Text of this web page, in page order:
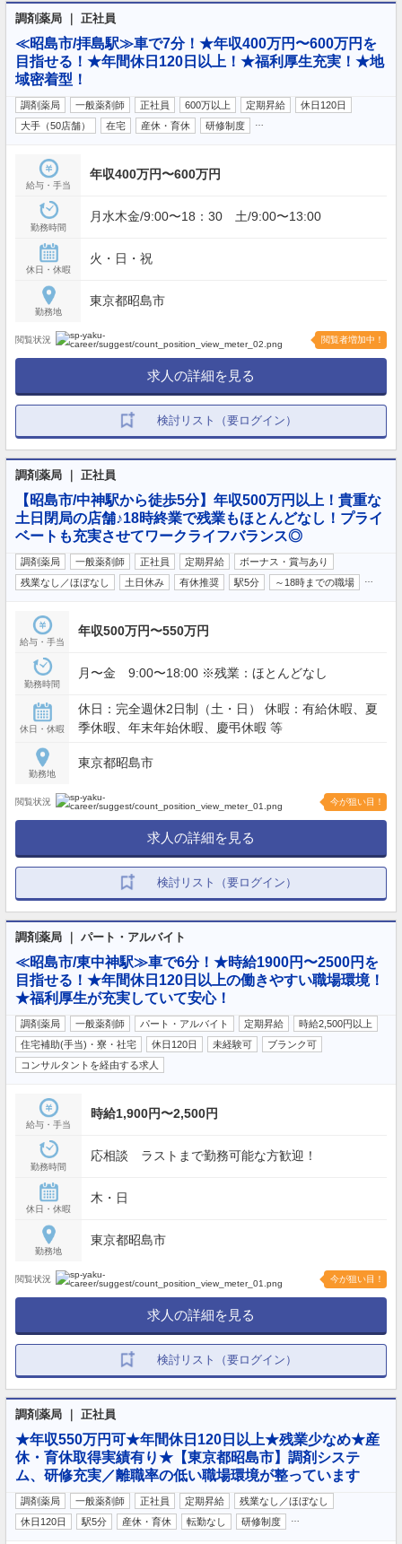
調剤薬局 ｜ 正社員
≪昭島市/拝島駅≫車で7分！★年収400万円〜600万円を
目指せる！★年間休日120日以上！★福利厚生充実！★地
域密着型！
調剤薬局 一般薬剤師 正社員 600万以上 定期昇給
休日120日
大手（50店舗）
在宅 産休・育休 研修制度
給与・手当
年収400万円〜600万円
勤務時間
月水木金/9:00〜18：30 土/9:00〜13:00
休日・休暇
火・日・祝
勤務地
東京都昭島市
閲覧状況 閲覧者増加中！
求人の詳細を見る
検討リスト（要ログイン）
調剤薬局 ｜ 正社員
【昭島市/中神駅から徒歩5分】年収500万円以上！貴重な
土日閉局の店舗♪18時終業で残業もほとんどなし！プライ
ベートも充実させてワークライフバランス◎
調剤薬局 一般薬剤師 正社員 定期昇給
ボーナス・賞与あり
残業なし／ほぼなし
土日休み 有休推奨 駅5分 ～18時までの職場
給与・手当
年収500万円〜550万円
勤務時間
月〜金 9:00〜18:00 ※残業：ほとんどなし
休日・休暇
休日：完全週休2日制（土・日） 休暇：有給休暇、夏
季休暇、年末年始休暇、慶弔休暇 等
勤務地
東京都昭島市
閲覧状況 今が狙い目！
求人の詳細を見る
検討リスト（要ログイン）
調剤薬局 ｜ パート・アルバイト
≪昭島市/東中神駅≫車で6分！★時給1900円〜2500円を
目指せる！★年間休日120日以上の働きやすい職場環境！
★福利厚生が充実していて安心！
調剤薬局 一般薬剤師 パート・アルバイト 定期昇給
時給2,500円以上
住宅補助(手当)・寮・社宅
休日120日 未経験可
ブランク可
コンサルタントを経由する求人
給与・手当
時給1,900円〜2,500円
勤務時間
応相談 ラストまで勤務可能な方歓迎！
休日・休暇
木・日
勤務地
東京都昭島市
閲覧状況 今が狙い目！
求人の詳細を見る
検討リスト（要ログイン）
調剤薬局 ｜ 正社員
★年収550万円可★年間休日120日以上★残業少なめ★産
休・育休取得実績有り★【東京都昭島市】調剤システ
ム、研修充実／離職率の低い職場環境が整っています
調剤薬局 一般薬剤師 正社員 定期昇給
残業なし／ほぼなし
休日120日
駅5分 産休・育休 転勤なし 研修制度